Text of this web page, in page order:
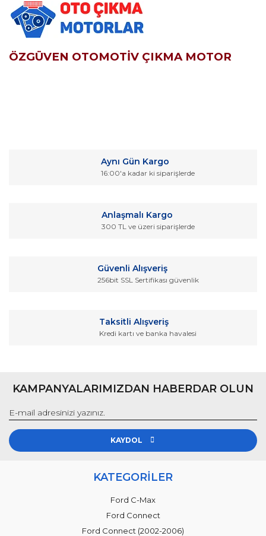
ÖZGÜVEN OTOMOTİV ÇIKMA MOTOR
Görüş ve önerileriniz için teşekkür ederiz.
Ürün bilgilerinde hatalar bulunuyor.
Gönder
Aynı Gün Kargo
16:00'a kadar ki siparişlerde
Anlaşmalı Kargo
300 TL ve üzeri siparişlerde
Güvenli Alışveriş
256bit SSL Sertifikası güvenlik
Taksitli Alışveriş
Kredi kartı ve banka havalesi
KAMPANYALARIMIZDAN HABERDAR OLUN
KAYDOL
KATEGORİLER
Ford C-Max
Ford Connect
Ford Connect (2002-2006)